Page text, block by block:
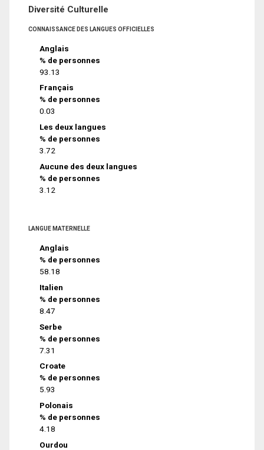
Diversité Culturelle
CONNAISSANCE DES LANGUES OFFICIELLES
Anglais
% de personnes
93.13
Français
% de personnes
0.03
Les deux langues
% de personnes
3.72
Aucune des deux langues
% de personnes
3.12
LANGUE MATERNELLE
Anglais
% de personnes
58.18
Italien
% de personnes
8.47
Serbe
% de personnes
7.31
Croate
% de personnes
5.93
Polonais
% de personnes
4.18
Ourdou